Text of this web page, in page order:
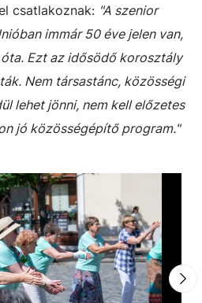
csatlakoznak: "A szenior
immár 50 éve jelen van,
Ezt az idősödő korosztály
Nem társastánc, közösségi
lehet jönni, nem kell előzetes
jó közösségépítő program."